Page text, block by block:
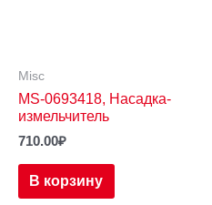
Misc
MS-0693418, Насадка-
измельчитель
710.00₽
В корзину